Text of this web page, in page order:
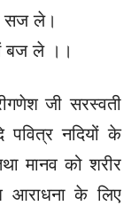
सज ले।
बज ले ।।
जी सरस्वती
पवित्र नदियों के
मानव को शरीर
आराधना के लिए